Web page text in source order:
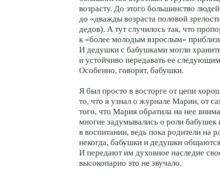
возрасту. До этого большинство
до «дважды возраста половой
дедов). А тут случилось так, что
к «более молодым взрослым»
И дедушки с бабушками могли
и устойчиво передавать ее
Особенно, говорят, бабушки.
Я был просто в восторге от цепи
то, что я узнал о журнале Марии, от
того, что Мария обратила на нее
многие задумывались о роли бабушек
в воспитании, ведь пока родители на
некогда, бабушки и дедушки
И передают им духовное наследие
высокопарно это не звучало.